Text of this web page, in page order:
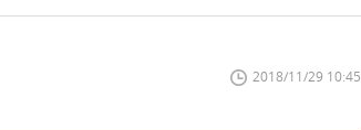
2018/11/29 10:45